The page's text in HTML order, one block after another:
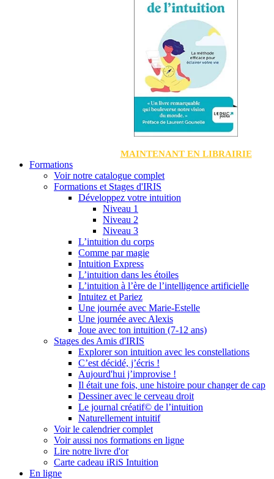
MAINTENANT EN LIBRAIRIE
Formations
Voir notre catalogue complet
Formations et Stages d'IRIS
Développez votre intuition
Niveau 1
Niveau 2
Niveau 3
L’intuition du corps
Comme par magie
Intuition Express
L’intuition dans les étoiles
L’intuition à l’ère de l’intelligence artificielle
Intuitez et Pariez
Une journée avec Marie-Estelle
Une journée avec Alexis
Joue avec ton intuition (7-12 ans)
Stages des Amis d'IRIS
Explorer son intuition avec les constellations
C’est décidé, j’écris !
Aujourd'hui j’improvise !
Il était une fois, une histoire pour changer de cap
Dessiner avec le cerveau droit
Le journal créatif© de l’intuition
Naturellement intuitif
Voir le calendrier complet
Voir aussi nos formations en ligne
Lire notre livre d'or
Carte cadeau iRiS Intuition
En ligne